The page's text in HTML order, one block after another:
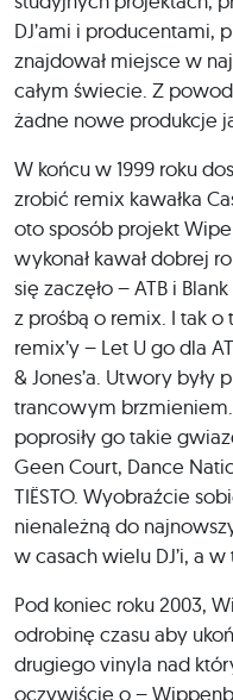
DJ’ami i producentami,
znajdował miejsce w
całym świecie. Z
żadne nowe produkcje
W końcu w 1999 roku
zrobić remix kawałka
oto sposób projekt
wykonał kawał dobrej
się zaczęło – ATB i
z prośbą o remix. I tak
remix’y – Let U go dla
& Jones’a. Utwory były
trancowym
poprosiły go takie
Geen Court, Dance
TIËSTO. Wyobraźcie
nienależną do
w casach wielu DJ’i, a
Pod koniec roku 2003,
odrobinę czasu aby
drugiego vinyla nad
oczywiście o –